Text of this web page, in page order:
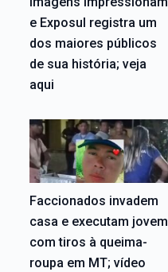
e Exposul registra um
dos maiores públicos
de sua história; veja
aqui
Faccionados invadem
casa e executam jovem
com tiros à queima-
roupa em MT; vídeo